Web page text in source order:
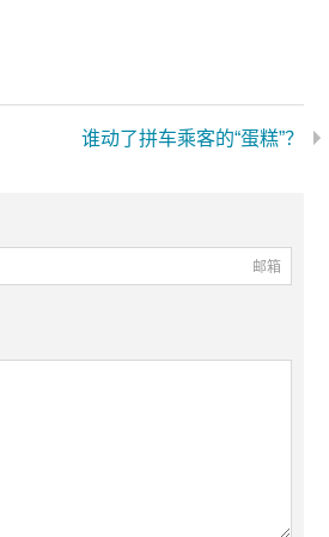
谁动了拼车乘客的“蛋糕”？
邮箱